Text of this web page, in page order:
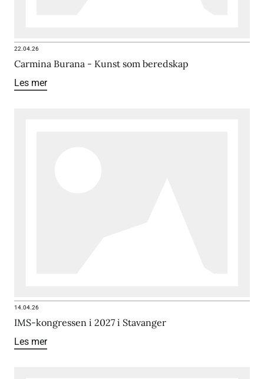
22.04.26
Carmina Burana - Kunst som beredskap
Les mer
14.04.26
IMS-kongressen i 2027 i Stavanger
Les mer